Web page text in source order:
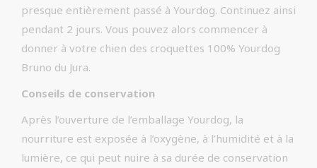
presque entièrement passé à Yourdog. Continuez ainsi
pendant 2 jours. Vous pouvez alors commencer à
donner à votre chien des croquettes 100% Yourdog
Bruno du Jura.
Conseils de conservation
Après l’ouverture de l’emballage Yourdog, la
nourriture est exposée à l’oxygène, à l’humidité et à la
lumière, ce qui peut nuire à sa durée de conservation